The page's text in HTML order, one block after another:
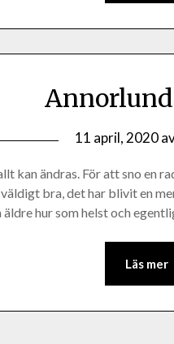
11 april, 2020
kan ändras. För att sno en
bra, det har blivit en
hur som helst och
Läs mer